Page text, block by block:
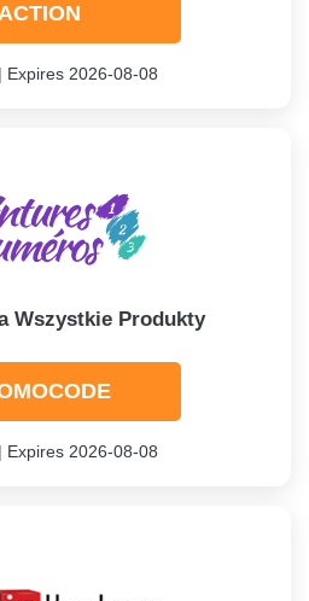
| Expires 2026-08-08
Wszystkie Produkty
| Expires 2026-08-08